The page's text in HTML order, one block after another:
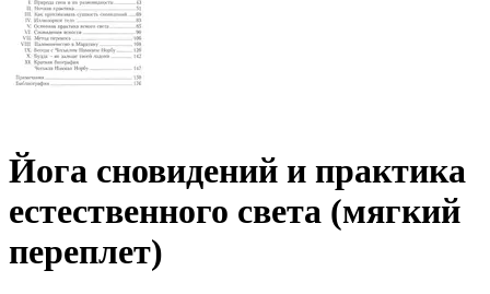
Йога сновидений и практика
естественного света (мягкий
переплет)